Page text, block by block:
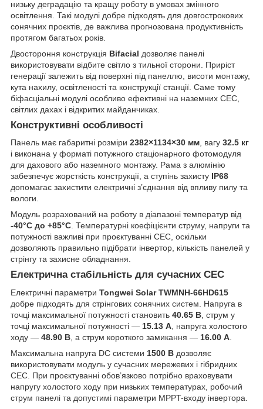
низьку деградацію та кращу роботу в умовах змінного
освітлення. Такі модулі добре підходять для довгострокових
сонячних проєктів, де важлива прогнозована продуктивність
протягом багатьох років.
Двостороння конструкція Bifacial дозволяє панелі
використовувати відбите світло з тильної сторони. Приріст
генерації залежить від поверхні під панеллю, висоти монтажу,
кута нахилу, освітленості та конструкції станції. Саме тому
біфасціальні модулі особливо ефективні на наземних СЕС,
світлих дахах і відкритих майданчиках.
Конструктивні особливості
Панель має габаритні розміри 2382×1134×30 мм, вагу 32.5 кг
і виконана у форматі потужного стаціонарного фотомодуля
для дахового або наземного монтажу. Рама з алюмінію
забезпечує жорсткість конструкції, а ступінь захисту IP68
допомагає захистити електричні з’єднання від впливу пилу та
вологи.
Модуль розрахований на роботу в діапазоні температур від
-40°C до +85°C. Температурні коефіцієнти струму, напруги та
потужності важливі при проєктуванні СЕС, оскільки
дозволяють правильно підібрати інвертор, кількість панелей у
стрінгу та захисне обладнання.
Електрична стабільність для сучасних СЕС
Електричні параметри Tongwei Solar TWMNH-66HD615
добре підходять для стрінгових сонячних систем. Напруга в
точці максимальної потужності становить 40.65 В, струм у
точці максимальної потужності — 15.13 А, напруга холостого
ходу — 48.90 В, а струм короткого замикання — 16.00 А.
Максимальна напруга DC системи 1500 В дозволяє
використовувати модуль у сучасних мережевих і гібридних
СЕС. При проєктуванні обов’язково потрібно враховувати
напругу холостого ходу при низьких температурах, робочий
струм панелі та допустимі параметри MPPT-входу інвертора.